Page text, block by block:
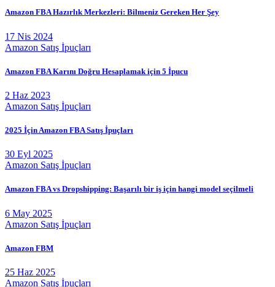
Amazon FBA Hazırlık Merkezleri: Bilmeniz Gereken Her Şey
17 Nis 2024
Amazon Satış İpuçları
Amazon FBA Karını Doğru Hesaplamak için 5 İpucu
2 Haz 2023
Amazon Satış İpuçları
2025 İçin Amazon FBA Satış İpuçları
30 Eyl 2025
Amazon Satış İpuçları
Amazon FBA vs Dropshipping: Başarılı bir iş için hangi model seçilmeli
6 May 2025
Amazon Satış İpuçları
Amazon FBM
25 Haz 2025
Amazon Satış İpuçları